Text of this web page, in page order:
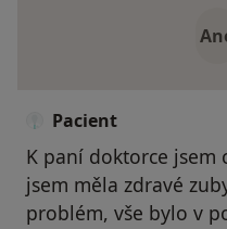
Pacient
K paní doktorce
jsem měla zdravé
problém, vše bylo v